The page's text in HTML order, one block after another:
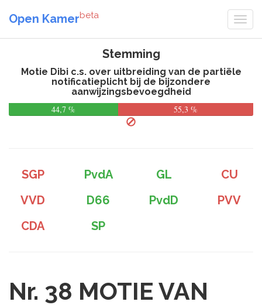
Open Kamerbeta
Stemming
Motie Dibi c.s. over uitbreiding van de partiële
notificatieplicht bij de bijzondere
aanwijzingsbevoegdheid
44,7 %
55,3 %
SGP PvdA GL
CU
VVD
D66 PvdD
PVV
CDA
SP
Nr. 38 MOTIE VAN